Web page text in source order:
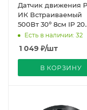
Датчик движения
ИК Встраиваемый
500Вт 30º 8см IP 20
Белый 79х35х19мм
SEN30 Feron
Есть в наличии: 32
1 049 ₽/шт
В КОРЗИНУ